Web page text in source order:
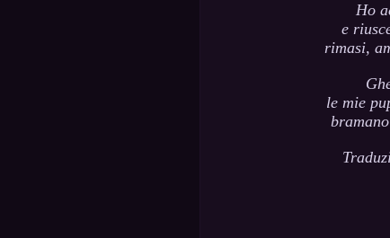
Ho
e
rimasi,
le mie